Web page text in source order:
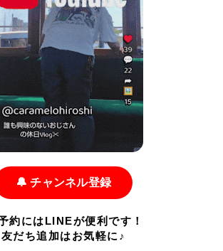
🔔 チャンネル登録
約にはLINEが便利です！
友だち追加はお気軽に♪